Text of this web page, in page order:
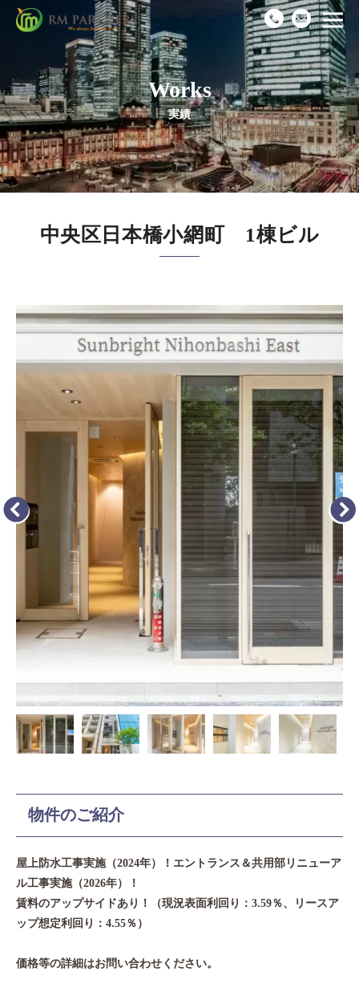
Top
News
Business
Works
Company
03-6300-7921（不動産）
03-6300-7940（本社/保険）
Contact
Works
実績
中央区日本橋小網町 1棟ビル
物件のご紹介
屋上防水工事実施（2024年）！エントランス＆共用部リニューア
ル工事実施（2026年）！
賃料のアップサイドあり！（現況表面利回り：3.59％、リースア
ップ想定利回り：4.55％）
価格等の詳細はお問い合わせください。